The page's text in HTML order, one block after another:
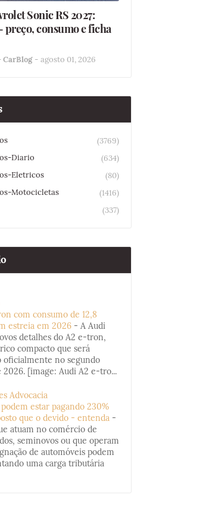
Sonic RS 2027:
preço, consumo e ficha
CarBlog - agosto 01, 2026
(3769)
Diario
(634)
Eletricos
(80)
Motocicletas
(1416)
(337)
com consumo de 12,8
estreia em 2026 - A Audi
detalhes do A2 e-tron,
compacto que será
oficialmente no segundo
2026. [image: Audi A2 e-tro...
Advocacia
estar pagando 230%
que o devido - entenda -
atuam no comércio de
seminovos ou que operam
de automóveis podem
uma carga tributária